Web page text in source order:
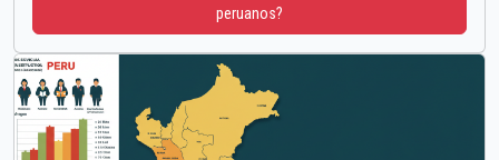
peruanos?